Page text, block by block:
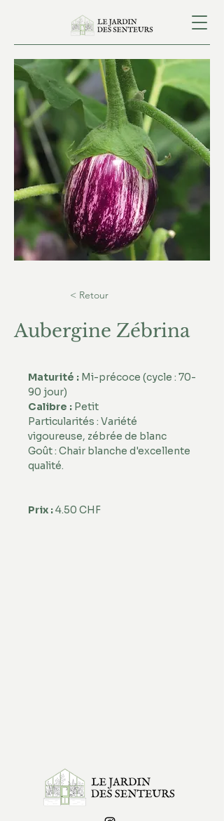
< Retour
Aubergine Zébrina
Maturité : Mi-précoce (cycle : 70-
90 jour)
Calibre : Petit
Particularités : Variété
vigoureuse, zébrée de blanc
Goût : Chair blanche d'excellente
qualité.
Prix : 4.50 CHF